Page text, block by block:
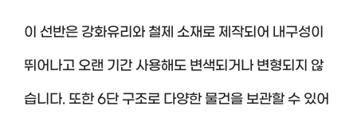
이 선반은 강화유리와 철제 소재로 제작되어 내구성이
뛰어나고 오랜 기간 사용해도 변색되거나 변형되지 않
습니다. 또한 6단 구조로 다양한 물건을 보관할 수 있어